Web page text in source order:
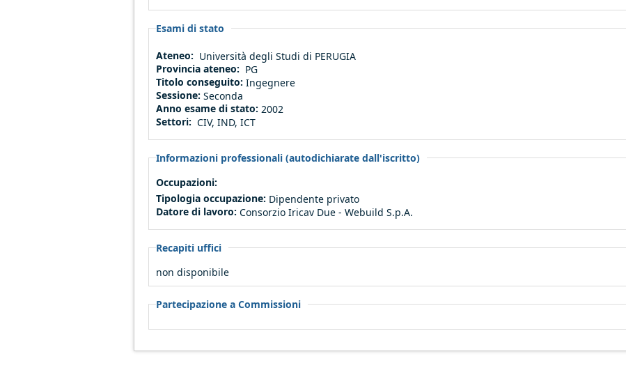
Esami di stato
Ateneo: Università degli Studi di PERUGIA
Provincia ateneo: PG
Titolo conseguito: Ingegnere
Sessione: Seconda
Anno esame di stato: 2002
Settori: CIV, IND, ICT
Informazioni professionali (autodichiarate dall'iscritto)
Occupazioni:
Tipologia occupazione: Dipendente privato
Datore di lavoro: Consorzio Iricav Due - Webuild S.p.A.
Recapiti uffici
non disponibile
Partecipazione a Commissioni